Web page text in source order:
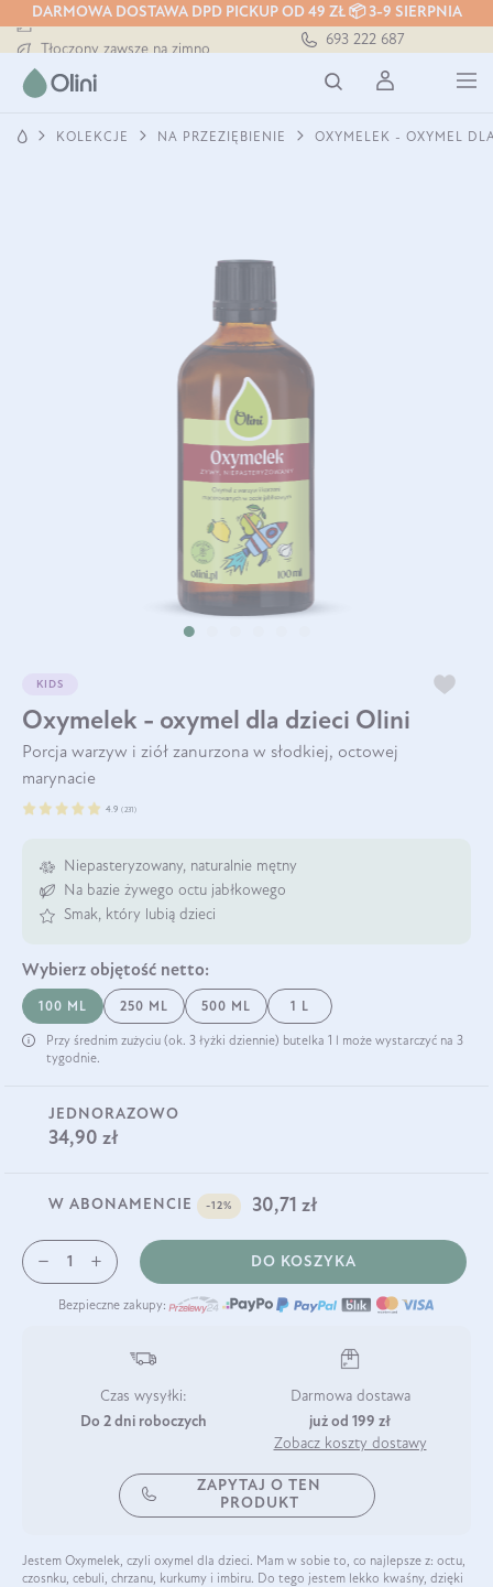
DARMOWA DOSTAWA DPD PICKUP OD 49 ZŁ 📦 3-9 SIERPNIA
Darmowa dostawa od 199 zł
Tłoczony zawsze na zimno
Darmowa dostawa od 199 zł
693 222 687
KOLEKCJE NA PRZEZIĘBIENIE OXYMELEK - OXYMEL
KIDS
Oxymelek - oxymel dla dzieci Olini
Porcja warzyw i ziół zanurzona w słodkiej, octowej
marynacie
4.9 (231 )
Niepasteryzowany, naturalnie mętny
Na bazie żywego octu jabłkowego
Smak, który lubią dzieci
Wybierz objętość netto:
100 ML 250 ML 500 ML 1 L
Przy średnim zużyciu (ok. 3 łyżki dziennie) butelka 1 l może wystarczyć na 3
tygodnie.
JEDNORAZOWO
34,90 zł
W ABONAMENCIE -12% 30,71 zł
DO KOSZYKA
Bezpieczne zakupy:
Czas wysyłki:
Do 2 dni roboczych
Darmowa dostawa
już od 199 zł
Zobacz koszty dostawy
ZAPYTAJ O TEN
PRODUKT
Jestem Oxymelek, czyli oxymel dla dzieci. Mam w sobie to, co najlepsze z: octu,
czosnku, cebuli, chrzanu, kurkumy i imbiru. Do tego jestem lekko kwaśny, dzięki